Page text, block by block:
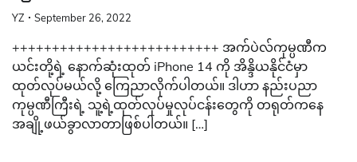
YZ September 26, 2022
++++++++++++++++++++++++++ အက်ပဲလ်ကုမ္ပဏီက
ယင်းတို့ရဲ့ နောက်ဆုံးထုတ် iPhone 14 ကို အိန္ဒိယနိုင်ငံမှာ
ထုတ်လုပ်မယ်လို့ ကြေညာလိုက်ပါတယ်။ ဒါဟာ နည်းပညာ
ကုမ္ပဏီကြီးရဲ့ သူ့ရဲ့ထုတ်လုပ်မှုလုပ်ငန်းတွေကို တရုတ်ကနေ
အချို့ဖယ်ခွာလာတာဖြစ်ပါတယ်။ […]